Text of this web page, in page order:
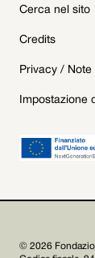
Cerca nel sito
Credits
Privacy / Note
Impostazione
© 2026